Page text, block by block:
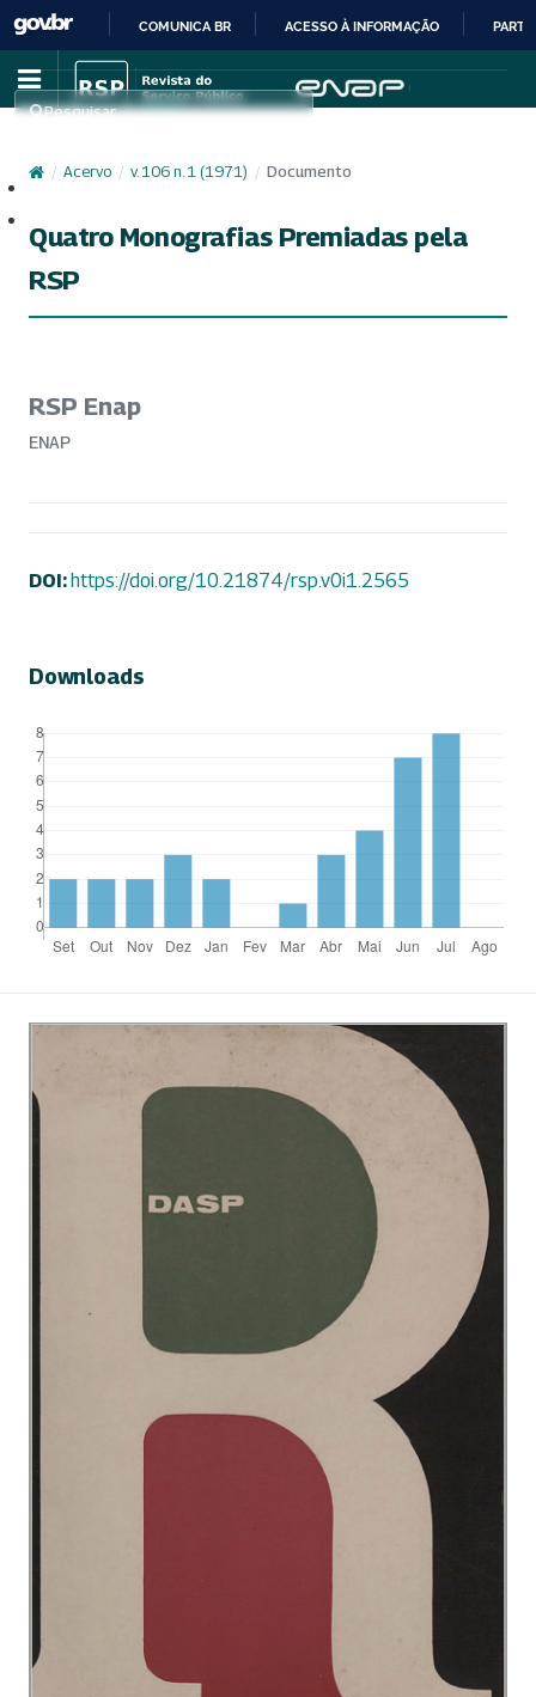
IR
PARA
CONTEÚDO
COMUNICA BR ACESSO À INFORMAÇÃO
Pesquisar
/ Acervo / v. 106 n. 1 (1971) / Documento
Quatro Monografias Premiadas pela
RSP
RSP Enap
ENAP
DOI:https://doi.org/10.21874/rsp.v0i1.2565
Downloads